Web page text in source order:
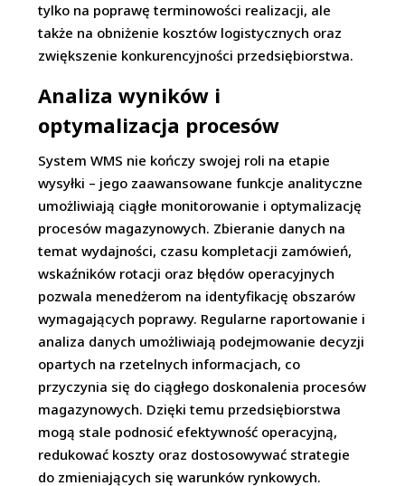
tylko na poprawę terminowości realizacji, ale
także na obniżenie kosztów logistycznych oraz
zwiększenie konkurencyjności przedsiębiorstwa.
Analiza wyników i
optymalizacja procesów
System WMS nie kończy swojej roli na etapie
wysyłki – jego zaawansowane funkcje analityczne
umożliwiają ciągłe monitorowanie i optymalizację
procesów magazynowych. Zbieranie danych na
temat wydajności, czasu kompletacji zamówień,
wskaźników rotacji oraz błędów operacyjnych
pozwala menedżerom na identyfikację obszarów
wymagających poprawy. Regularne raportowanie i
analiza danych umożliwiają podejmowanie decyzji
opartych na rzetelnych informacjach, co
przyczynia się do ciągłego doskonalenia procesów
magazynowych. Dzięki temu przedsiębiorstwa
mogą stale podnosić efektywność operacyjną,
redukować koszty oraz dostosowywać strategie
do zmieniających się warunków rynkowych.